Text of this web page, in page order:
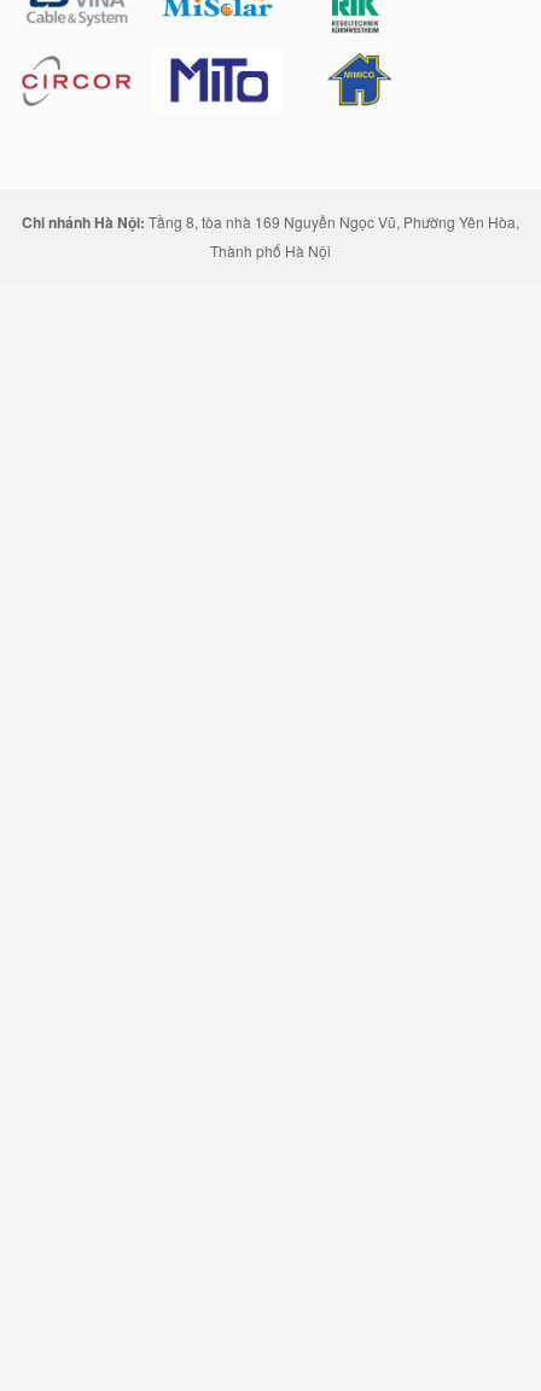
Chi nhánh Hà Nội: Tầng 8, tòa nhà 169 Nguyễn Ngọc Vũ, Phường Yên Hòa,
Thành phố Hà Nội